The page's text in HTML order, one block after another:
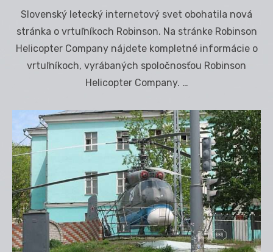
Slovenský letecký internetový svet obohatila nová
stránka o vrtuľníkoch Robinson. Na stránke Robinson
Helicopter Company nájdete kompletné informácie o
vrtuľníkoch, vyrábaných spoločnosťou Robinson
Helicopter Company. …